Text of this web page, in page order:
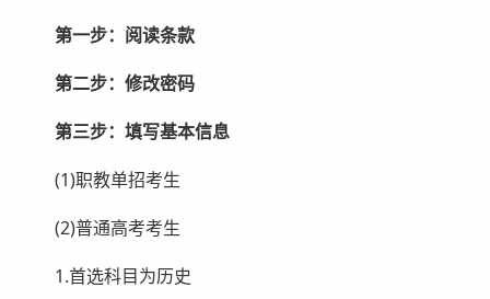
第一步：阅读条款
第二步：修改密码
第三步：填写基本信息
(1)职教单招考生
(2)普通高考考生
1.首选科目为历史